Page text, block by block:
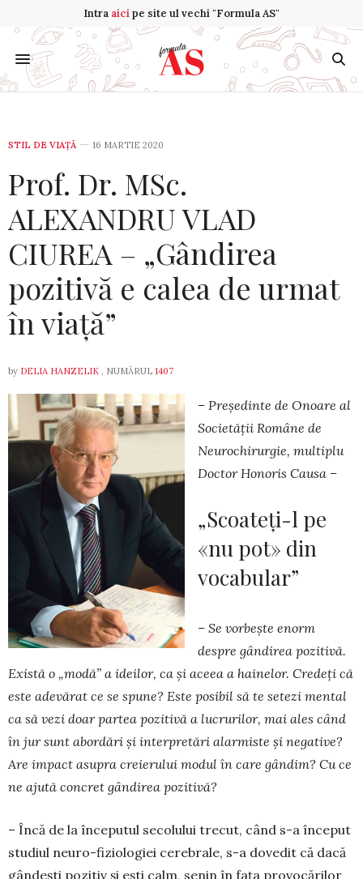
Intra aicipe site ul vechi "Formula AS"
STIL DE VIA­ŢĂ 16 MARTIE 2020
Prof. Dr. MSc.
ALEXANDRU VLAD
CIUREA – „Gândirea
pozitivă e calea de urmat
în viață”
by DELIA HANZELIK , NUMĂRUL 1407
– Președinte de Onoare al
Societății Române de
Neurochirurgie, multiplu
Doctor Honoris Causa –
„Scoateți-l pe
«nu pot» din
vocabular”
– Se vorbește enorm
despre gândirea pozitivă.
Există o „modă” a ideilor, ca și aceea a hainelor. Credeți că
este adevărat ce se spune? Este posibil să te setezi mental
ca să vezi doar partea pozitivă a lucrurilor, mai ales când
în jur sunt abordări și interpretări alarmiste și negative?
Are impact asu­pra creierului modul în care gândim? Cu ce
ne ajută concret gândirea pozitivă?
– Încă de la începutul secolului trecut, când s-a început
studiul neuro-fiziologiei cerebrale, s-a do­vedit că dacă
gândești pozitiv și ești calm, senin în fața provocărilor